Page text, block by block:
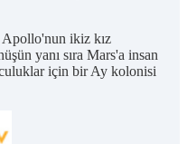
ikiz kız
yanı sıra Mars'a insan
için bir Ay kolonisi